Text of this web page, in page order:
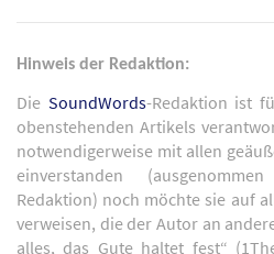
Hinweis der Redaktion:
Die SoundWords-Redaktion ist
obenstehenden Artikels
notwendigerweise mit allen
einverstanden
Redaktion) noch möchte sie auf
verweisen, die der Autor an
alles, das Gute haltet fest“